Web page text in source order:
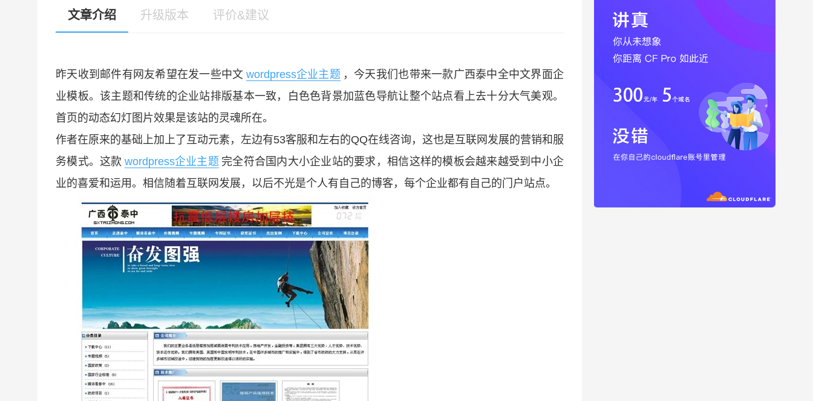
文章介绍 升级版本 评价&建议
昨天收到邮件有网友希望在发一些中文 wordpress企业主题 ，今天我们也带来一款广西泰中全中文界面企
业模板。该主题和传统的企业站排版基本一致，白色色背景加蓝色导航让整个站点看上去十分大气美观。
首页的动态幻灯图片效果是该站的灵魂所在。
作者在原来的基础上加上了互动元素，左边有53客服和左右的QQ在线咨询，这也是互联网发展的营销和服
务模式。这款 wordpress企业主题 完全符合国内大小企业站的要求，相信这样的模板会越来越受到中小企
业的喜爱和运用。相信随着互联网发展，以后不光是个人有自己的博客，每个企业都有自己的门户站点。